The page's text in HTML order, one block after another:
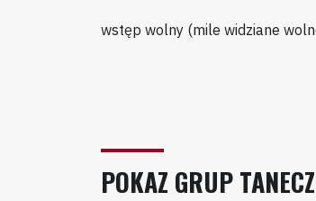
wstęp wolny (mile widziane
POKAZ GRUP